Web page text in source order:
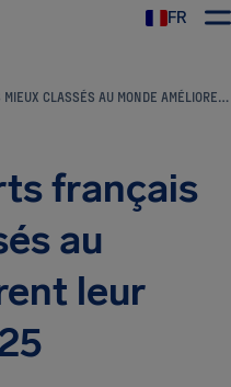
FR
LES 10 AÉROPORTS FRANÇAIS LES MIEUX CLASSÉS AU MONDE AMÉLIORENT LEUR POSITION EN 2025
français
au
leur